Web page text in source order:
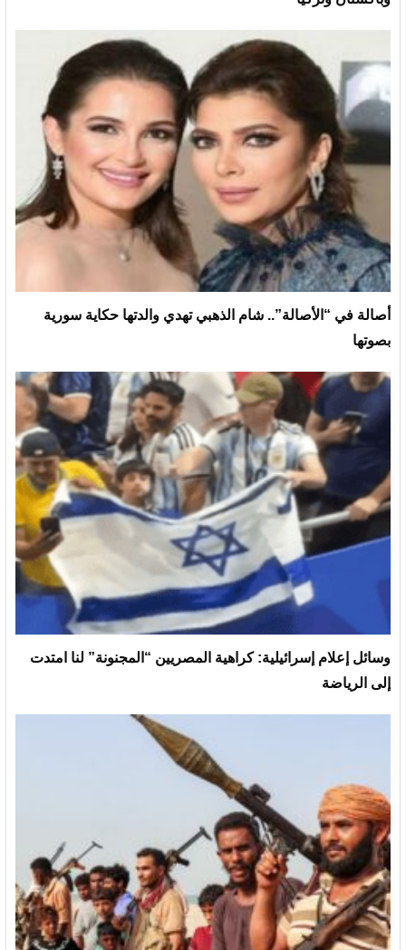
أصالة في “الأصالة”.. شام الذهبي تهدي والدتها حكاية سورية
بصوتها
وسائل إعلام إسرائيلية: كراهية المصريين “المجنونة” لنا امتدت
إلى الرياضة